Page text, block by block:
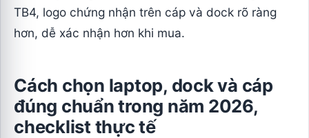
TB4, logo chứng nhận trên cáp và dock rõ ràng
hơn, dễ xác nhận hơn khi mua.
Cách chọn laptop, dock và cáp
đúng chuẩn trong năm 2026,
checklist thực tế